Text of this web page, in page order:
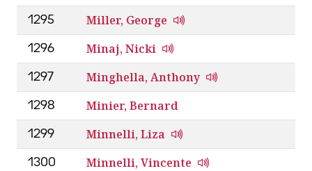
1295 Miller, George
1296 Minaj, Nicki
1297 Minghella, Anthony
1298 Minier, Bernard
1299 Minnelli, Liza
1300 Minnelli, Vincente